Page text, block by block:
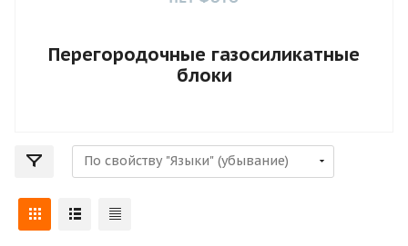
Перегородочные газосиликатные
блоки